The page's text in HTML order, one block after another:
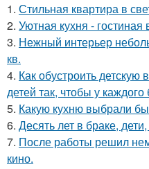
1. Стильная квартира в
2. Уютная кухня -
3. Нежный интерьер
кв.
4. Как обустроить детскую
детей так, чтобы у
5. Какую кухню выбрали
6. Десять лет в браке,
7. После работы решил
кино.